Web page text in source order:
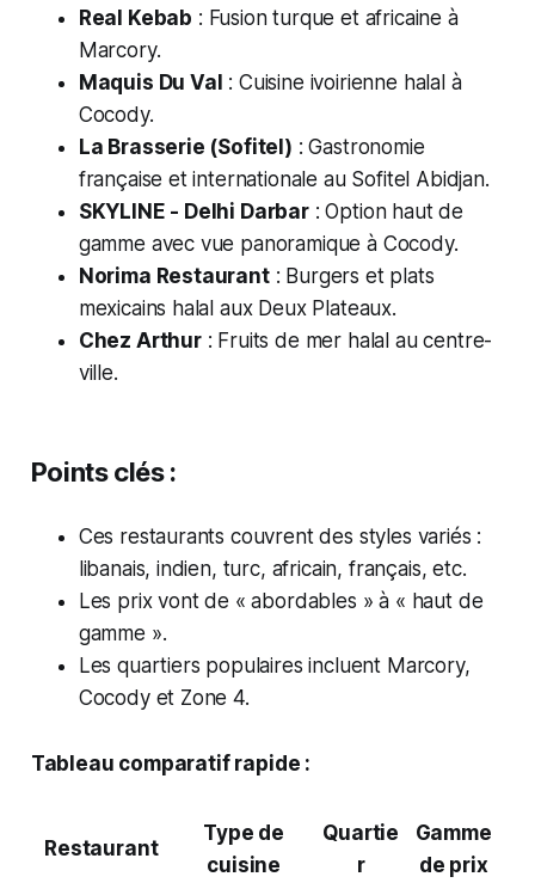
Real Kebab : Fusion turque et africaine à
Marcory.
Maquis Du Val : Cuisine ivoirienne halal à
Cocody.
La Brasserie (Sofitel) : Gastronomie
française et internationale au Sofitel Abidjan.
SKYLINE - Delhi Darbar: Option haut de
gamme avec vue panoramique à Cocody.
Norima Restaurant: Burgers et plats
mexicains halal aux Deux Plateaux.
Chez Arthur: Fruits de mer halal au centre-
ville.
Points clés :
Ces restaurants couvrent des styles variés :
libanais, indien, turc, africain, français, etc.
Les prix vont de « abordables » à « haut de
gamme ».
Les quartiers populaires incluent Marcory,
Cocody et Zone 4.
Tableau comparatif rapide :
Restaurant
Type de
cuisine
Quartie
r
Gamme
de prix